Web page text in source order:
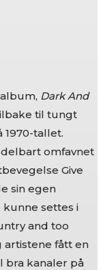
Dark And
til tungt
tallet.
omfavnet
Give
sin egen
settes i
and too
artistene fått en
bra kanaler på